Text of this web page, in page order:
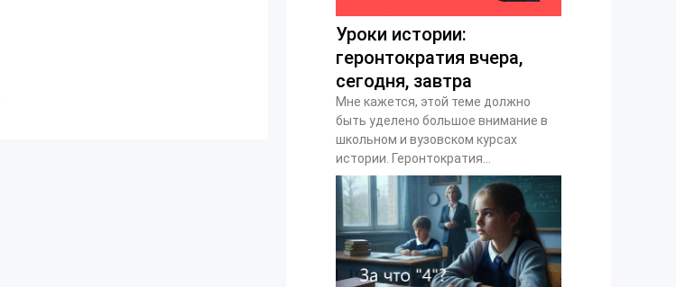
Уроки истории:
геронтократия вчера,
сегодня, завтра
Мне кажется, этой теме должно
быть уделено большое внимание в
школьном и вузовском курсах
истории. Геронтократия...